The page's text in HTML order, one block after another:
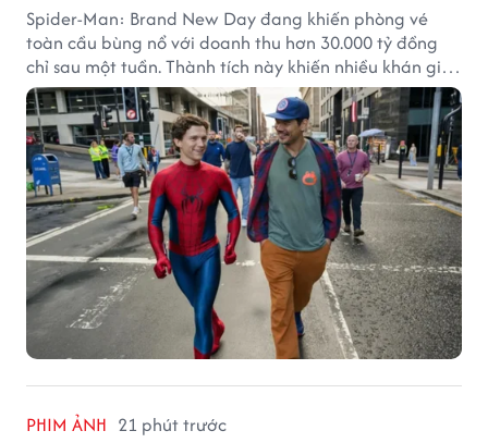
Spider-Man: Brand New Day đang khiến phòng vé
toàn cầu bùng nổ với doanh thu hơn 30.000 tỷ đồng
chỉ sau một tuần. Thành tích này khiến nhiều khán giả
đặt câu hỏi liệu bộ phim mới của Tom Holland có thể
phá kỷ lục mà No Way Home từng thiết lập hay không.
PHIM ẢNH 21 phút trước